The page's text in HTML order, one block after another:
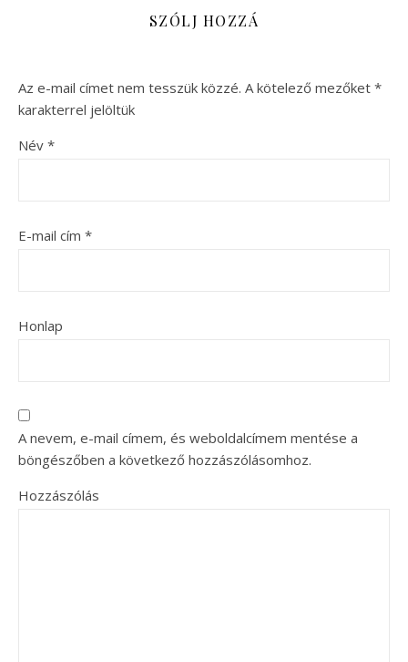
SZÓLJ HOZZÁ
Az e-mail címet nem tesszük közzé. A kötelező mezőket *
karakterrel jelöltük
Név *
E-mail cím *
Honlap
A nevem, e-mail címem, és weboldalcímem mentése a
böngészőben a következő hozzászólásomhoz.
Hozzászólás